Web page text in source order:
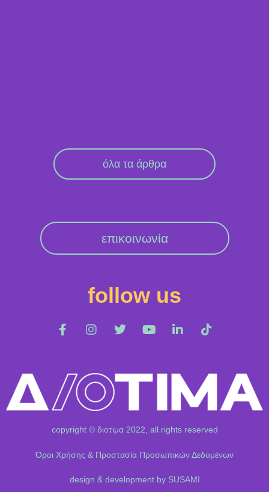
όλα τα άρθρα
επικοινωνία
follow us
copyright © διοτιμα 2022, all rights reserved
Όροι Χρήσης & Προστασία Προσωπικών Δεδομένων
design & development by SUSAMI